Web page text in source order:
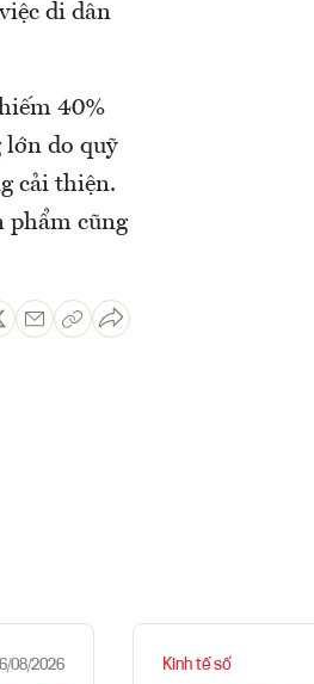
di dân
40%
do quỹ
cải thiện.
phẩm cũng
08/2026 Kinh tế số